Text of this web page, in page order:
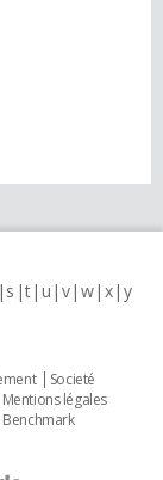
s t u v w x y
Societé
Mentions légales